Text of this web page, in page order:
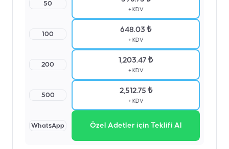
50
+ KDV
100
648.03 ₺
+ KDV
200
1,203.47 ₺
+ KDV
500
2,512.75 ₺
+ KDV
WhatsApp Özel Adetler için Teklifi Al